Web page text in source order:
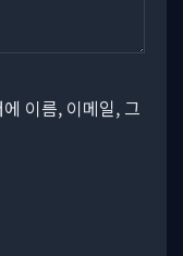
이름, 이메일, 그